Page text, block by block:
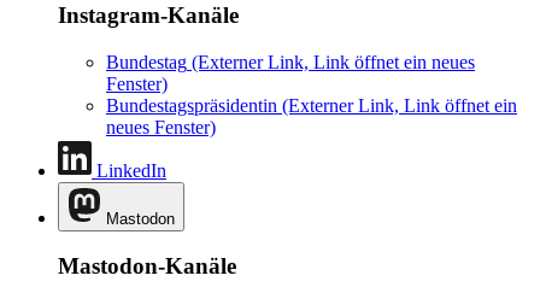
Instagram-Kanäle
Bundestag (Externer Link, Link öffnet ein neues
Fenster)
Bundestagspräsidentin (Externer Link, Link öffnet ein
neues Fenster)
LinkedIn
Mastodon
Mastodon-Kanäle